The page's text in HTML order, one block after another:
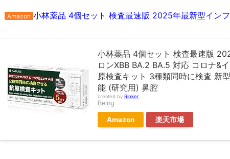
ブログお引越しのお知らせ
【極画像】名古屋の地下鉄wwwwwwwwwwww
全方位青い芝包囲網すぎて色々見失う、新しい仕事観
見ていると！悲しくなってしまう猫の画像の数々！！
Powered by livedoor 相互RSS
Amazon 小林薬品 4個セット 検査最速版 2025年最新型インフ
小林薬品 4個セット 検査最速版
ロンXBB BA.2 BA.5 対応 コロナ&
原検査キット 3種類同時に検査 新
能 (研究用) 鼻腔
created by Rinker
Being
Amazon 楽天市場